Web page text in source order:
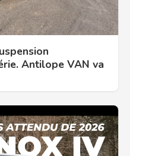
Antilope VAN va